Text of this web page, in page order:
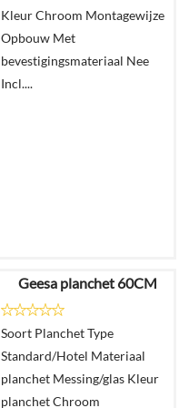
In
Kleur Chroom Montagewijze
Opbouw Met
bevestigingsmateriaal Nee
Incl....
€78,75
Details
Geesa planchet 60CM
Soort Planchet Type
Standard/Hotel Materiaal
planchet Messing/glas Kleur
planchet Chroom